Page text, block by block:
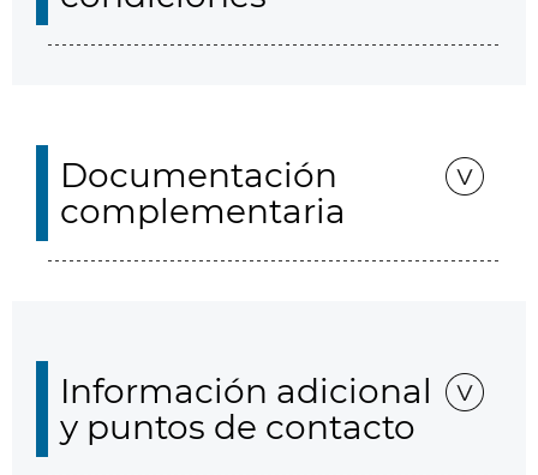
Documentación
complementaria
Información adicional
y puntos de contacto